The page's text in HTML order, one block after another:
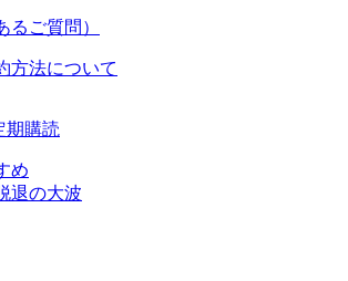
るご質問）
方法について
期購読
め
退の大波